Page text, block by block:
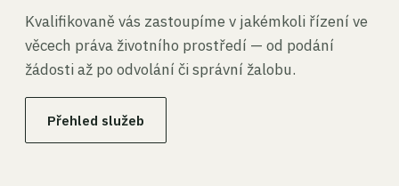
Kvalifikovaně vás zastoupíme v jakémkoli řízení ve
věcech práva životního prostředí — od podání
žádosti až po odvolání či správní žalobu.
Přehled služeb